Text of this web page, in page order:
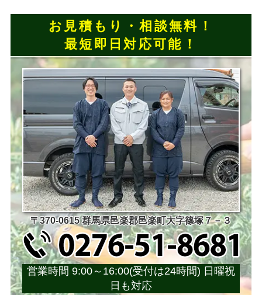
お見積もり・相談無料！
最短即日対応可能！
〒370-0615 群馬県邑楽郡邑楽町大字篠塚７－３
営業時間 9:00～16:00(受付は24時間) 日曜祝
日も対応